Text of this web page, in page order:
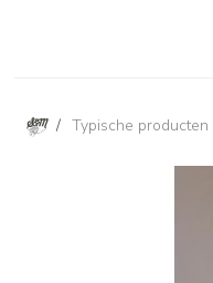
/ Typische producten